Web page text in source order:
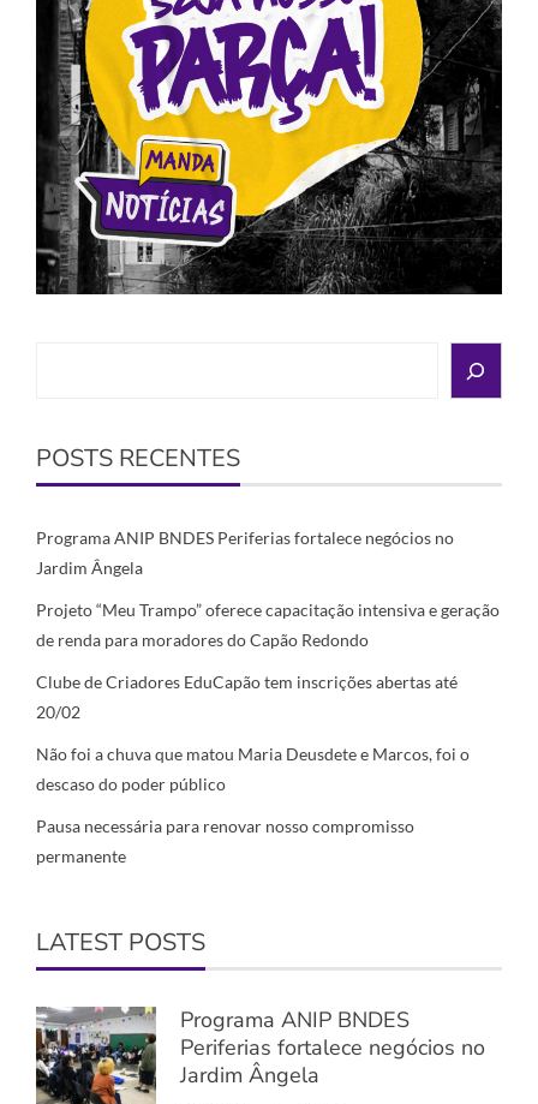
POSTS RECENTES
Programa ANIP BNDES Periferias fortalece negócios no
Jardim Ângela
Projeto “Meu Trampo” oferece capacitação intensiva e geração
de renda para moradores do Capão Redondo
Clube de Criadores EduCapão tem inscrições abertas até
20/02
Não foi a chuva que matou Maria Deusdete e Marcos, foi o
descaso do poder público
Pausa necessária para renovar nosso compromisso
permanente
LATEST POSTS
Programa ANIP BNDES
Periferias fortalece negócios no
Jardim Ângela